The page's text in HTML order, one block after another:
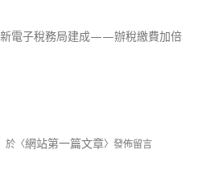
電子稅務局建成——辦稅繳費加倍
於〈網站第一篇文章〉發佈留言